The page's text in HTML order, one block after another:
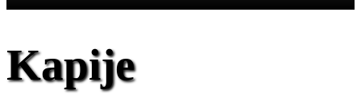
Kapije